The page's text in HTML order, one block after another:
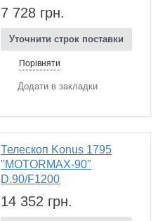
7 728 грн.
Уточнити строк поставки
Порівняти
Додати в закладки
Телескоп Konus 1795
"MOTORMAX-90"
D.90/F1200
14 352 грн.